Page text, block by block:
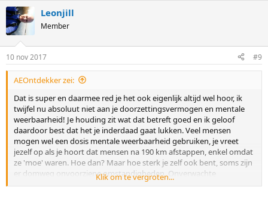
c
t
i
s
:
Leonjill
Member
10 nov 2017 #9
AEOntdekker zei:
Dat is super en daarmee red je het ook eigenlijk altijd wel hoor, ik
twijfel nu absoluut niet aan je doorzettingsvermogen en mentale
weerbaarheid! Je houding zit wat dat betreft goed en ik geloof
daardoor best dat het je inderdaad gaat lukken. Veel mensen
mogen wel een dosis mentale weerbaarheid gebruiken, je vreet
jezelf op als je hoort dat mensen na 190 km afstappen, enkel omdat
ze 'moe' waren. Hoe dan? Maar hoe sterk je zelf ook bent, soms zijn
er domweg onvoorziene omstandigheden. Onverwachte
materiaalpech, bevriezingsverschijnselen ondanks een
Klik om te vergroten...